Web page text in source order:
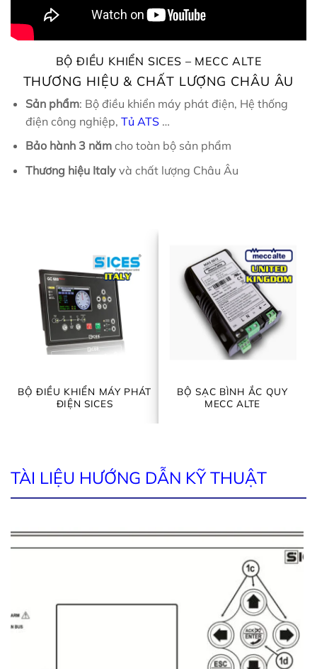
BỘ ĐIỀU KHIỂN SICES – MECC ALTE
THƯƠNG HIỆU & CHẤT LƯỢNG CHÂU ÂU
Sản phẩm: Bộ điều khiển máy phát điện, Hệ thống
điện công nghiệp, Tủ ATS…
Bảo hành 3 nămcho toàn bộ sản phẩm
Thương hiệu Italyvà chất lượng Châu Âu
BỘ ĐIỀU KHIỂN MÁY PHÁT
ĐIỆN SICES
BỘ SẠC BÌNH ẮC QUY
MECC ALTE
TÀI LIỆU HƯỚNG DẪN KỸ THUẬT